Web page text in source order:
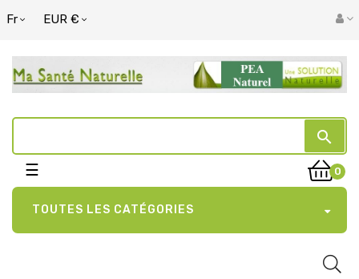
Fr EUR €
search
TOUTES LES CATÉGORIES
Basculer
la
navigation
☰ 0